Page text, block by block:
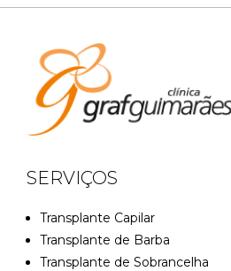
SERVIÇOS
Transplante Capilar
Transplante de Barba
Transplante de Sobrancelha